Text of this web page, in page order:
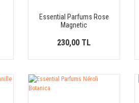
Essential Parfums Rose
Magnetic
230,00 TL